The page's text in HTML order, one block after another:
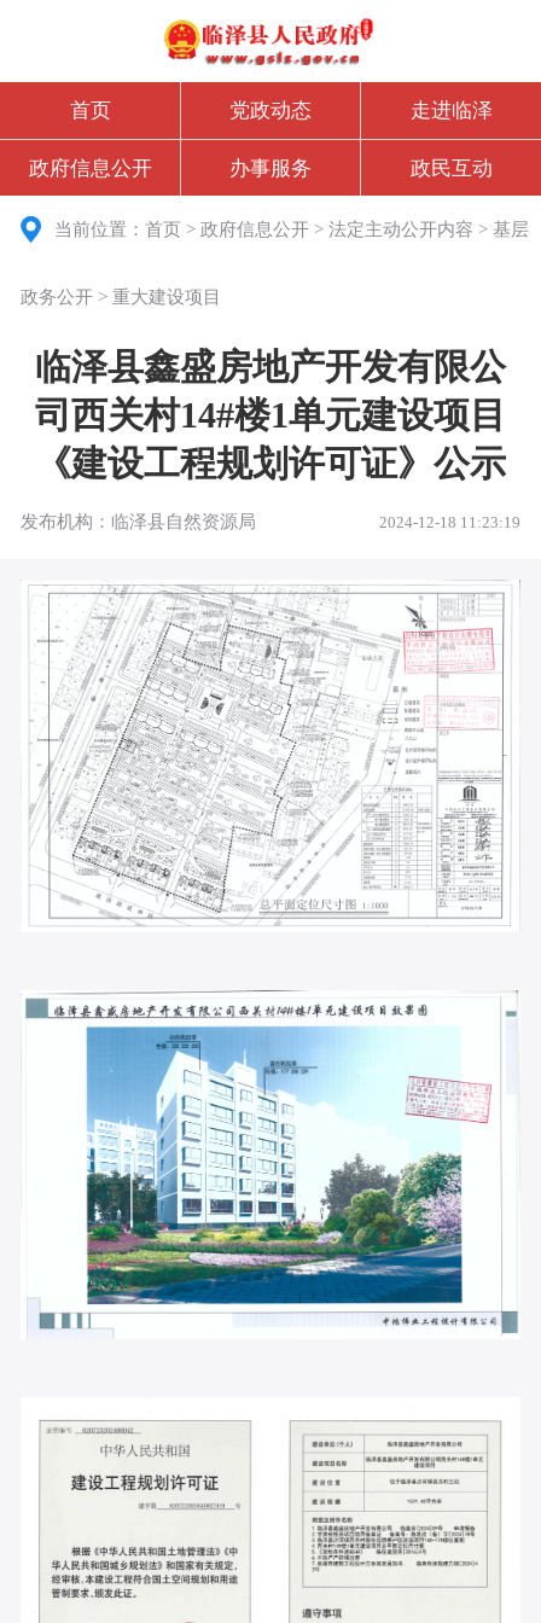
首页 党政动态 走进临泽
政府信息公开 办事服务 政民互动
当前位置：首页 >政府信息公开 >法定主动公开内容 >基层
政务公开 >重大建设项目
临泽县鑫盛房地产开发有限公
司西关村14#楼1单元建设项目
《建设工程规划许可证》公示
发布机构：临泽县自然资源局 2024-12-18 11:23:19